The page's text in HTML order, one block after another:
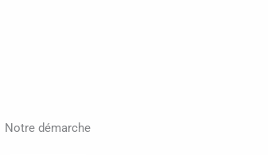
Notre démarche